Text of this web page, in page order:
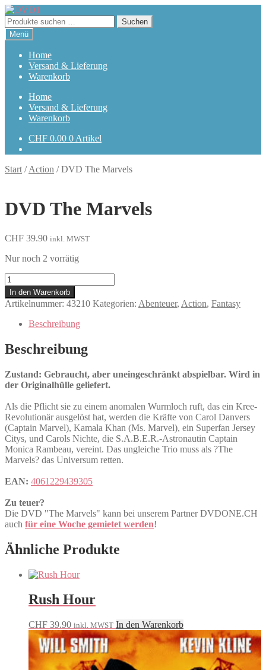
Zur
Navigation
springen
Zum
Inhalt
springen
Suchen
nach:
Suchen
Menü
Home
Versand & Lieferung
Warenkorb
Home
Versand & Lieferung
Warenkorb
CHF 0.00 0 Artikel
Start /Action /DVD The Marvels
DVD The Marvels
CHF 39.90 inkl. MWST
Nur noch 2 vorrätig
The
Marvels
Menge
In den Warenkorb
Artikelnummer: 43210 Kategorien: Abenteuer, Action, Fantasy
Beschreibung
Beschreibung
Zustand: Gebraucht, aber uneingeschränkt abspielbar. Wird in
der Originalhülle geliefert.
Als die Pflicht sie zu einem anomalen Wurmloch ruft, das ein Kree-
Revolutionär ausgelöst hat, werden die Kräfte von Carol Danvers
(Captain Marvel), Kamala Khan (Ms. Marvel), ein Superfan Jersey
Citys, und Carols Nichte, die S.A.B.E.R.-Astronautin Captain
Monica Rambeau, vereint. Das ungleiche Trio muss als ?The
Marvels? das Universum retten.
EAN: 4061229439305
Zu teuer?
Die DVD "The Marvels" kann bei unserem Partner DVDONE.CH
auch für eine Woche gemietet werden!
Ähnliche Produkte
Rush Hour
CHF 39.90 inkl. MWST In den Warenkorb